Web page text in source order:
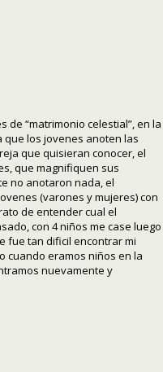
de “matrimonio celestial”, en la
que los jovenes anoten las
que quisieran conocer, el
que magnifiquen sus
no anotaron nada, el
(varones y mujeres) con
de entender cual el
con 4 niños me case luego
fue tan dificil encontrar mi
cuando eramos niños en la
nuevamente y